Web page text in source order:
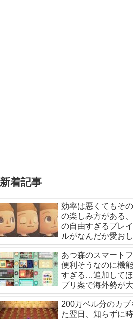
新着記事
効率は悪くてもそ
の楽しみ方がある
の自由すぎるプレ
ルがなんだか愛お
あつ森のスマートフ
便利そうなのに機
すぎる…追加して
プリ案で海外勢が
がり
200万ベル分のカブ
た翌日、知らずに